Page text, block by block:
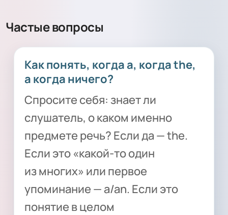
Частые вопросы
Как понять, когда a, когда the,
а когда ничего?
Спросите себя: знает ли
слушатель, о каком именно
предмете речь? Если да — the.
Если это «какой-то один
из многих» или первое
упоминание — a/an. Если это
понятие в целом